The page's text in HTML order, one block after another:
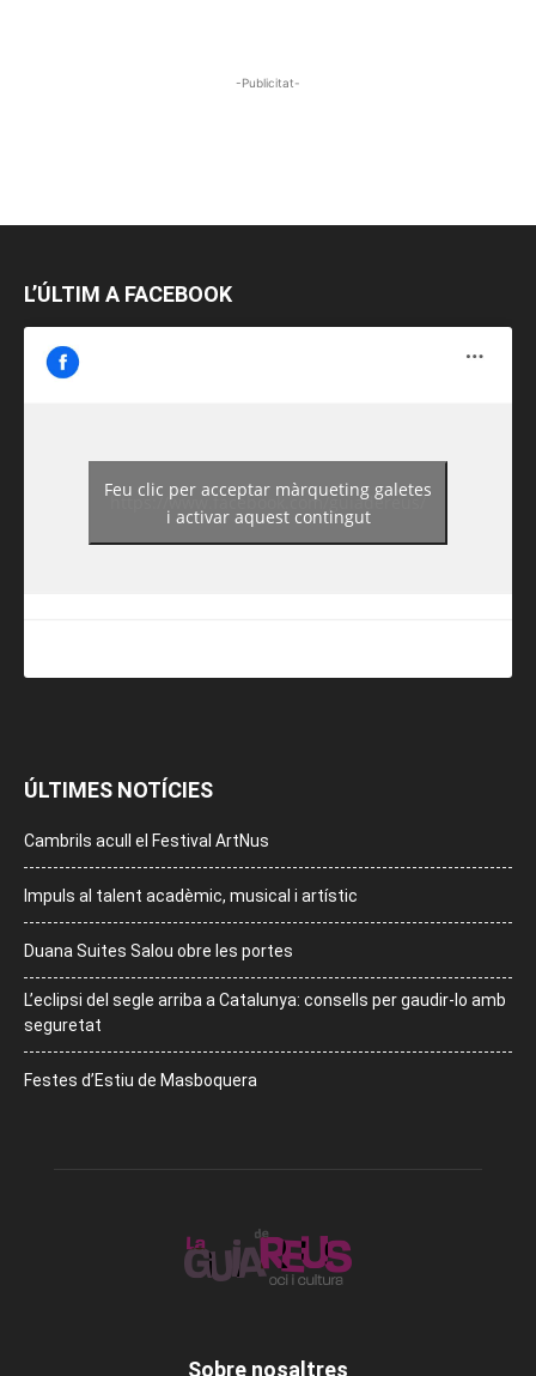
-Publicitat-
L’ÚLTIM A FACEBOOK
https://www.facebook.com/guiadereus/
Feu clic per acceptar màrqueting galetes
i activar aquest contingut
ÚLTIMES NOTÍCIES
Cambrils acull el Festival ArtNus
Impuls al talent acadèmic, musical i artístic
Duana Suites Salou obre les portes
L’eclipsi del segle arriba a Catalunya: consells per gaudir-lo amb
seguretat
Festes d’Estiu de Masboquera
Sobre nosaltres